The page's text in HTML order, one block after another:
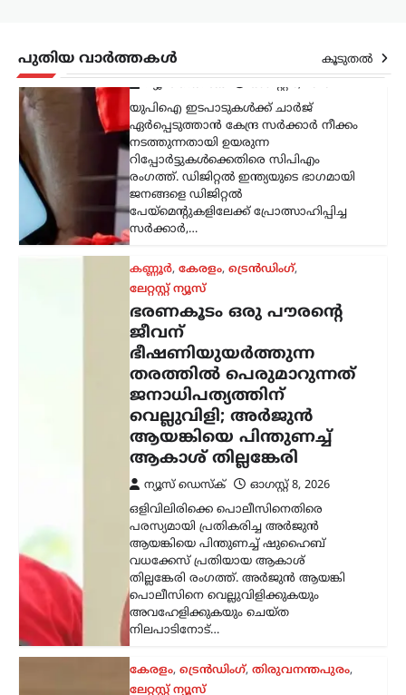
പുതിയ വാർത്തകൾ കൂടുതൽ
ഭീഷണിയുയര്‍ത്തുന്ന
തരത്തില്‍ പെരുമാറുന്നത്
ജനാധിപത്യത്തിന്
വെല്ലുവിളി; അര്‍ജുന്‍
ആയങ്കിയെ പിന്തുണച്ച്
ആകാശ് തില്ലങ്കേരി
ന്യൂസ് ഡെസ്ക്
ഓഗസ്റ്റ്‌ 8, 2026
ഒളിവിലിരിക്കെ പൊലീസിനെതിരെ
പരസ്യമായി പ്രതികരിച്ച അര്‍ജുന്‍
ആയങ്കിയെ പിന്തുണച്ച് ഷുഹൈബ്
വധക്കേസ് പ്രതിയായ ആകാശ്
തില്ലങ്കേരി രംഗത്ത്. അര്‍ജുന്‍ ആയങ്കി
പൊലീസിനെ വെല്ലുവിളിക്കുകയും
അവഹേളിക്കുകയും ചെയ്ത
നിലപാടിനോട്…
കേരളം,ട്രെൻഡിംഗ്,തിരുവനന്തപുരം,
ലേറ്റസ്റ്റ് ന്യൂസ്
സ്വാതന്ത്ര്യദിനാഘോഷങ്ങളിൽ
വന്ദേമാതരം പൂർണമായി
ആലപിക്കണം;
നിർദേശവുമായി
സംസ്ഥാന സർക്കാർ
ന്യൂസ് ഡെസ്ക്
ഓഗസ്റ്റ്‌ 8, 2026
സ്വാതന്ത്ര്യദിനാഘോഷങ്ങളിൽ
വന്ദേമാതരം മുഴുവനായും
ആലപിക്കണമെന്ന നിർദേശവുമായി
സംസ്ഥാന സർക്കാർ. ചീഫ് സെക്രട്ടറി
തദ്ദേശ വകുപ്പ് സെക്രട്ടറിക്ക് നൽകിയ
കത്തിലൂടെയാണ് നിർദേശം
കൈമാറിയത്. കേന്ദ്ര സർക്കാർ
വന്ദേമാതരം ആലപിക്കുന്നതുമായി…